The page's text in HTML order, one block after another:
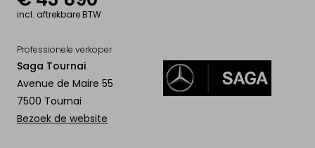
INFO & ACTUALITEIT
incl. aftrekbare BTW
Professionele verkoper
Saga Tournai
Avenue de Maire 55
7500 Tournai
Bezoek de website